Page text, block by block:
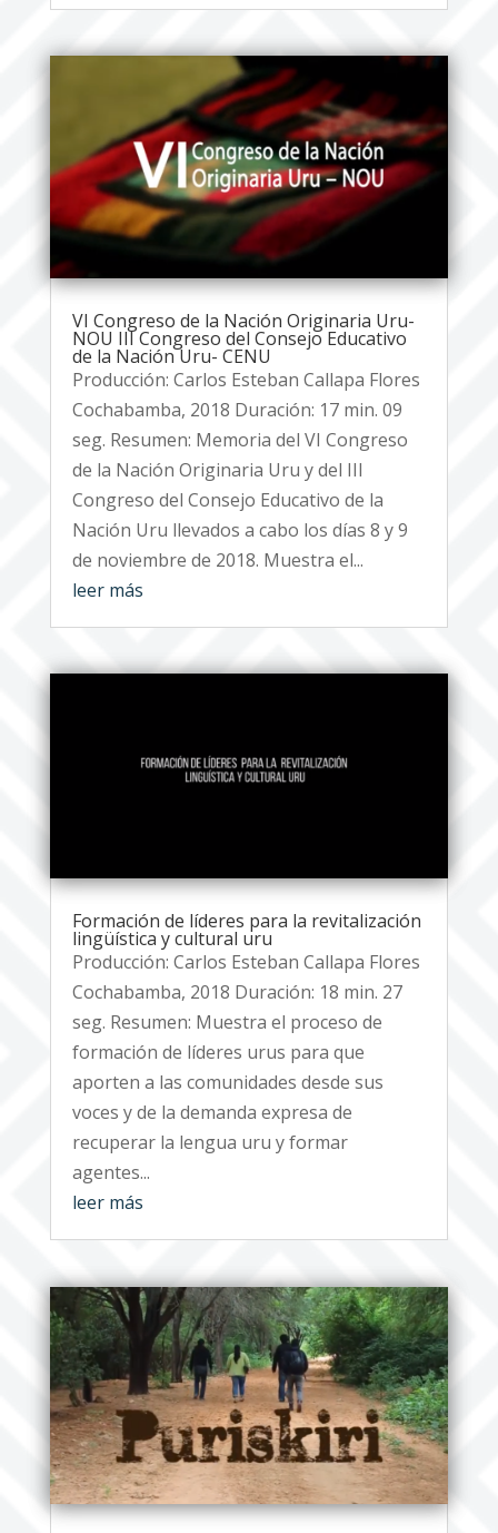
VI Congreso de la Nación Originaria Uru-
NOU III Congreso del Consejo Educativo
de la Nación Uru- CENU
Producción: Carlos Esteban Callapa Flores
Cochabamba, 2018 Duración: 17 min. 09
seg. Resumen: Memoria del VI Congreso
de la Nación Originaria Uru y del III
Congreso del Consejo Educativo de la
Nación Uru llevados a cabo los días 8 y 9
de noviembre de 2018. Muestra el...
leer más
Formación de líderes para la revitalización
lingüística y cultural uru
Producción: Carlos Esteban Callapa Flores
Cochabamba, 2018 Duración: 18 min. 27
seg. Resumen: Muestra el proceso de
formación de líderes urus para que
aporten a las comunidades desde sus
voces y de la demanda expresa de
recuperar la lengua uru y formar
agentes...
leer más